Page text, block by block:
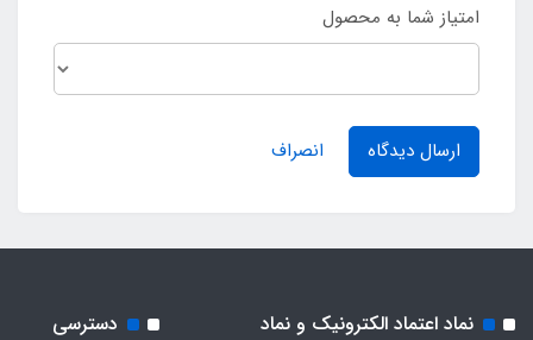
امتیاز شما به محصول
ارسال دیدگاه انصراف
نماد اعتماد الکترونیک و نماد
دسترسی